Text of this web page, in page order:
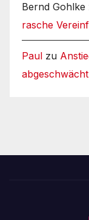
Bernd Gohlke
rasche
Paul zu
abgeschwächt